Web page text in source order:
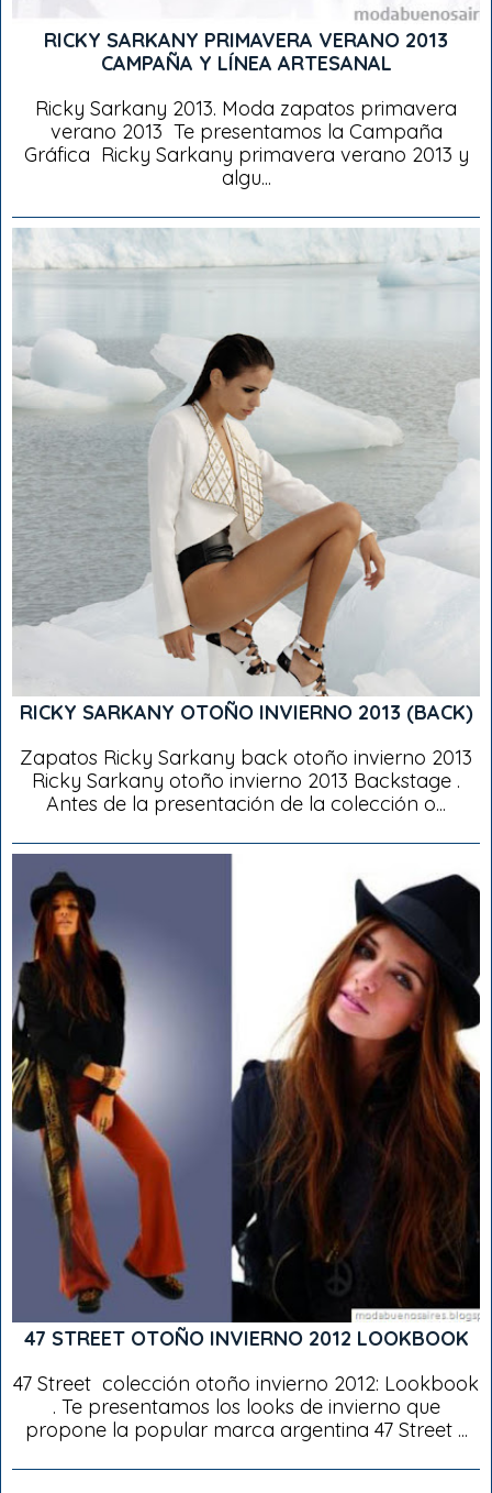
RICKY SARKANY PRIMAVERA VERANO 2013
CAMPAÑA Y LÍNEA ARTESANAL
Ricky Sarkany 2013. Moda zapatos primavera
verano 2013 Te presentamos la Campaña
Gráfica Ricky Sarkany primavera verano 2013 y
algu...
RICKY SARKANY OTOÑO INVIERNO 2013 (BACK)
Zapatos Ricky Sarkany back otoño invierno 2013
Ricky Sarkany otoño invierno 2013 Backstage .
Antes de la presentación de la colección o...
47 STREET OTOÑO INVIERNO 2012 LOOKBOOK
47 Street colección otoño invierno 2012: Lookbook
. Te presentamos los looks de invierno que
propone la popular marca argentina 47 Street ...